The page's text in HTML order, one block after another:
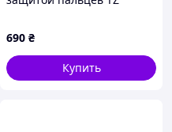
690 ₴
Купить